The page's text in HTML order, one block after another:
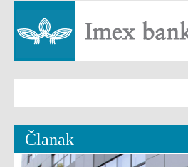
Naslovna
Građani
Članak